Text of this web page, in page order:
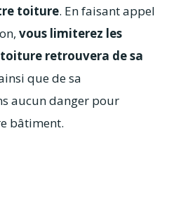
toiture. En faisant appel
vous limiterez les
retrouvera de sa
que de sa
aucun danger pour
bâtiment.